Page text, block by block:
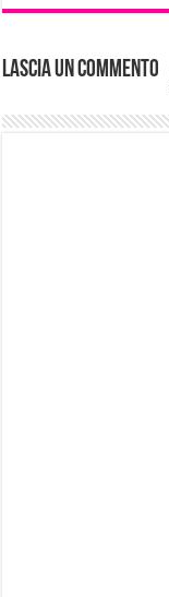
Lascia un commento